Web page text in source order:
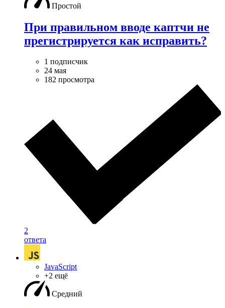
Простой
При правильном вводе каптчи не
прегистрируется как исправить?
1 подписчик
24 мая
182 просмотра
2
ответа
JavaScript
+2 ещё
Средний